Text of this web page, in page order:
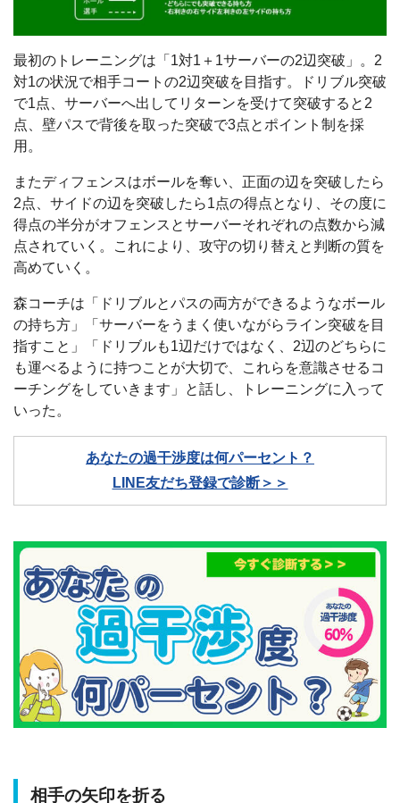
最初のトレーニングは「1対1＋1サーバーの2辺突破」。2
対1の状況で相手コートの2辺突破を目指す。ドリブル突破
で1点、サーバーへ出してリターンを受けて突破すると2
点、壁パスで背後を取った突破で3点とポイント制を採
用。
またディフェンスはボールを奪い、正面の辺を突破したら
2点、サイドの辺を突破したら1点の得点となり、その度に
得点の半分がオフェンスとサーバーそれぞれの点数から減
点されていく。これにより、攻守の切り替えと判断の質を
高めていく。
森コーチは「ドリブルとパスの両方ができるようなボール
の持ち方」「サーバーをうまく使いながらライン突破を目
指すこと」「ドリブルも1辺だけではなく、2辺のどちらに
も運べるように持つことが大切で、これらを意識させるコ
ーチングをしていきます」と話し、トレーニングに入って
いった。
あなたの過干渉度は何パーセント？
LINE友だち登録で診断＞＞
相手の矢印を折る